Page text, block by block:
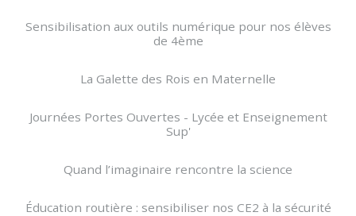
Sensibilisation aux outils numérique pour nos élèves
de 4ème
La Galette des Rois en Maternelle
Journées Portes Ouvertes - Lycée et Enseignement
Sup'
Quand l’imaginaire rencontre la science
Éducation routière : sensibiliser nos CE2 à la sécurité